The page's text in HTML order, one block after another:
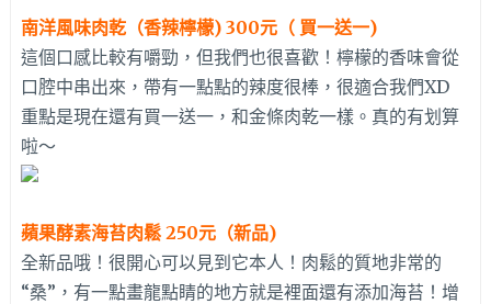
南洋風味肉乾（香辣檸檬) 300元（ 買一送一)
這個口感比較有嚼勁，但我們也很喜歡！檸檬的香味會從
口腔中串出來，帶有一點點的辣度很棒，很適合我們XD
重點是現在還有買一送一，和金條肉乾一樣。真的有划算
啦～
蘋果酵素海苔肉鬆 250元（新品)
全新品哦！很開心可以見到它本人！肉鬆的質地非常的
“桑”，有一點畫龍點睛的地方就是裡面還有添加海苔！增